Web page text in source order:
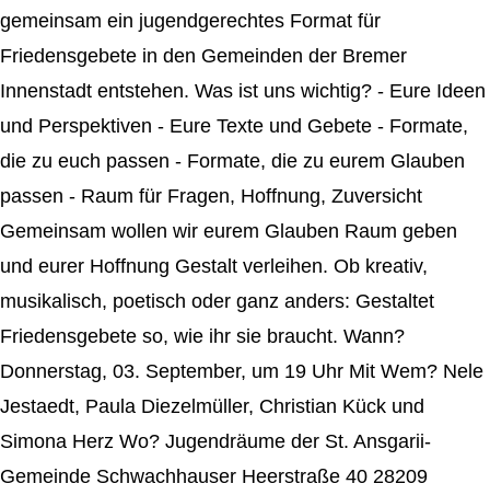
gemeinsam ein jugendgerechtes Format für
Friedensgebete in den Gemeinden der Bremer
Innenstadt entstehen. Was ist uns wichtig? - Eure Ideen
und Perspektiven - Eure Texte und Gebete - Formate,
die zu euch passen - Formate, die zu eurem Glauben
passen - Raum für Fragen, Hoffnung, Zuversicht
Gemeinsam wollen wir eurem Glauben Raum geben
und eurer Hoffnung Gestalt verleihen. Ob kreativ,
musikalisch, poetisch oder ganz anders: Gestaltet
Friedensgebete so, wie ihr sie braucht. Wann?
Donnerstag, 03. September, um 19 Uhr Mit Wem? Nele
Jestaedt, Paula Diezelmüller, Christian Kück und
Simona Herz Wo? Jugendräume der St. Ansgarii-
Gemeinde Schwachhauser Heerstraße 40 28209